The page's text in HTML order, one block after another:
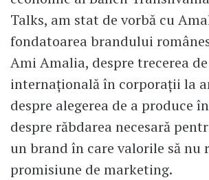
Talks, am stat de vorbă cu
fondatoarea brandului
Ami Amalia, despre trecerea
internațională în corporații la
despre alegerea de a produce
despre răbdarea necesară
un brand în care valorile să nu
promisiune de marketing.